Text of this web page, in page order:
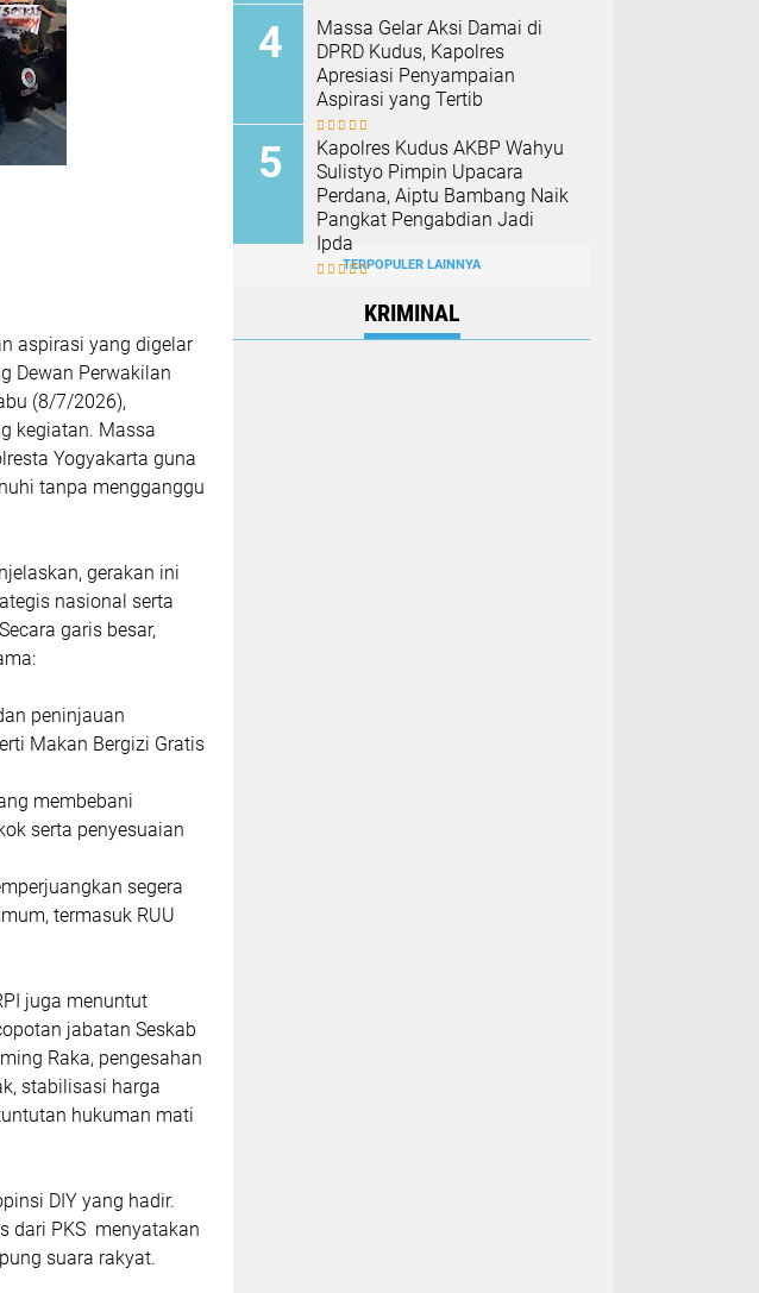
aspirasi yang digelar
Dewan Perwakilan
(8/7/2026),
kegiatan. Massa
Yogyakarta guna
tanpa mengganggu
gerakan ini
nasional serta
garis besar,
peninjauan
Makan Bergizi Gratis
membebani
serta penyesuaian
segera
termasuk RUU
juga menuntut
jabatan Seskab
Raka, pengesahan
stabilisasi harga
hukuman mati
DIY yang hadir.
dari PKS menyatakan
suara rakyat.
Massa Gelar Aksi Damai di
DPRD Kudus, Kapolres
Apresiasi Penyampaian
Aspirasi yang Tertib
Kapolres Kudus AKBP Wahyu
Sulistyo Pimpin Upacara
Perdana, Aiptu Bambang Naik
Pangkat Pengabdian Jadi
Ipda
TERPOPULER LAINNYA
KRIMINAL